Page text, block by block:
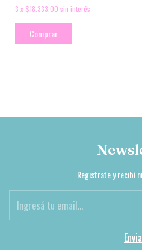
3 x $18.333,00 sin interés
Comprar
Registrate y recibí